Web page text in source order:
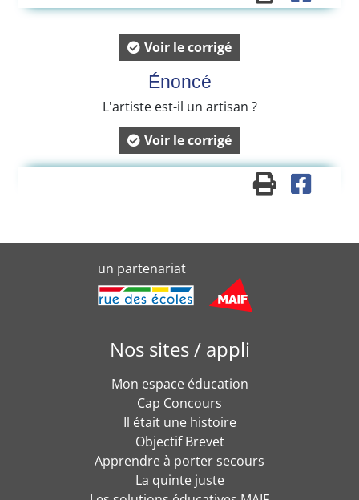
Voir le corrigé
Énoncé
L'artiste est-il un artisan ?
Voir le corrigé
un partenariat
Nos sites / appli
Mon espace éducation
Cap Concours
Il était une histoire
Objectif Brevet
Apprendre à porter secours
La quinte juste